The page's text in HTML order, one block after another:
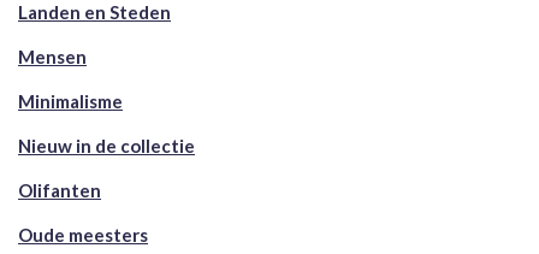
Landen en Steden
Mensen
Minimalisme
Nieuw in de collectie
Olifanten
Oude meesters